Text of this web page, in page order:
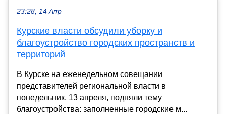
23:28, 14 Апр
Курские власти обсудили уборку и
благоустройство городских пространств и
территорий
В Курске на еженедельном совещании
представителей региональной власти в
понедельник, 13 апреля, подняли тему
благоустройства: заполненные городские м...